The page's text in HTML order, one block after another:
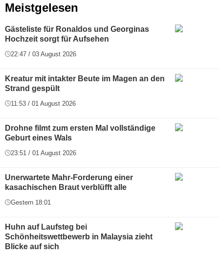
Meistgelesen
Gästeliste für Ronaldos und Georginas
Hochzeit sorgt für Aufsehen
22:47 / 03 August 2026
Kreatur mit intakter Beute im Magen an den
Strand gespült
11:53 / 01 August 2026
Drohne filmt zum ersten Mal vollständige
Geburt eines Wals
23:51 / 01 August 2026
Unerwartete Mahr-Forderung einer
kasachischen Braut verblüfft alle
Gestern 18:01
Huhn auf Laufsteg bei
Schönheitswettbewerb in Malaysia zieht
Blicke auf sich